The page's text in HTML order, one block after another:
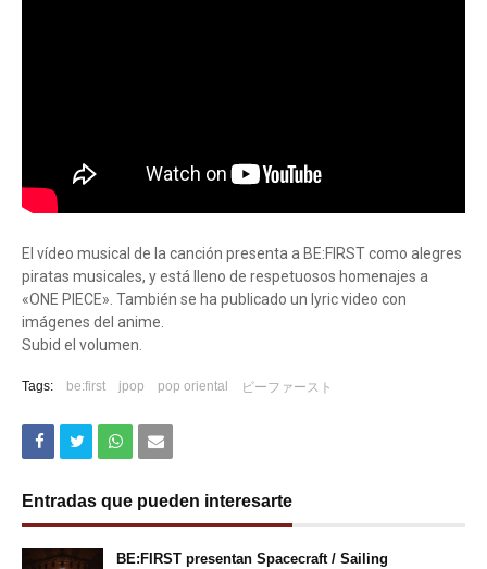
El vídeo musical de la canción presenta a BE:FIRST como alegres
piratas musicales, y está lleno de respetuosos homenajes a
«ONE PIECE». También se ha publicado un lyric video con
imágenes del anime.
Subid el volumen.
Tags: be:first jpop pop oriental ビーファースト
Entradas que pueden interesarte
BE:FIRST presentan Spacecraft / Sailing